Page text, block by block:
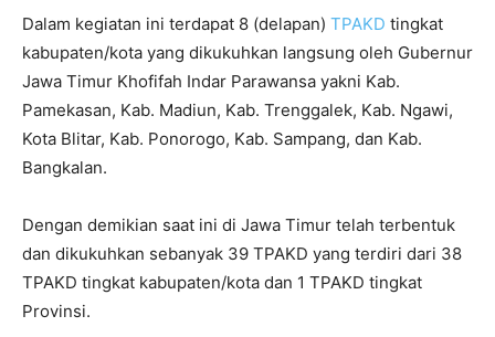
Dalam kegiatan ini terdapat 8 (delapan) TPAKD tingkat
kabupaten/kota yang dikukuhkan langsung oleh Gubernur
Jawa Timur Khofifah Indar Parawansa yakni Kab.
Pamekasan, Kab. Madiun, Kab. Trenggalek, Kab. Ngawi,
Kota Blitar, Kab. Ponorogo, Kab. Sampang, dan Kab.
Bangkalan.
Dengan demikian saat ini di Jawa Timur telah terbentuk
dan dikukuhkan sebanyak 39 TPAKD yang terdiri dari 38
TPAKD tingkat kabupaten/kota dan 1 TPAKD tingkat
Provinsi.